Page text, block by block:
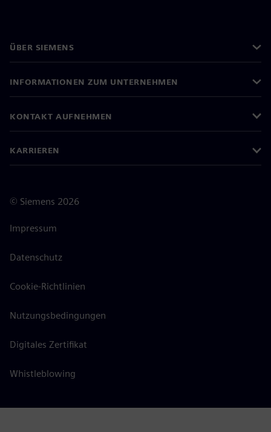
ÜBER SIEMENS
INFORMATIONEN ZUM UNTERNEHMEN
KONTAKT AUFNEHMEN
KARRIEREN
© Siemens 2026
Impressum
Datenschutz
Cookie-Richtlinien
Nutzungsbedingungen
Digitales Zertifikat
Whistleblowing